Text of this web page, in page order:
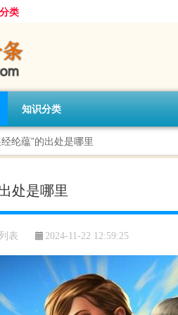
类
知识分类
纶蕴”的出处是哪里
处是哪里
表 2024-11-22 12:59:25